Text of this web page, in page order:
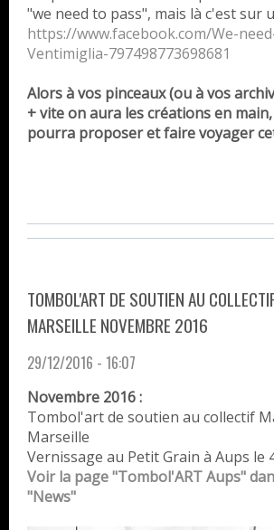
"we need to pass", mais là c'est sur
https://www.facebook.com/We-ne
Ventimiglia-797498773698681
Alors à vos pinceaux (ou à vos
+ vite on aura les créations en
pourra proposer et faire voyager
TOMBOL'ART DE SOUTIEN AU
MARSEILLE NOVEMBRE 2016
29/12/2016 - 16:07
Novembre 2016 :
Tombol'art de soutien au collectif
Marseille
Vernissage au Petit Grain à Aups le
Voir la page "Tombol'ART Aups"
"News"